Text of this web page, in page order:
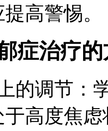
高警惕。
症治疗
上的调节：
高度焦